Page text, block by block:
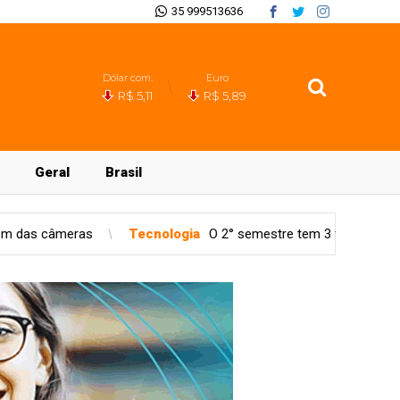
35 999513636
Dólar com.
R$ 5,11
Euro
R$ 5,89
Geral Brasil
O 2° semestre tem 3 feriados que afetam agenda dos